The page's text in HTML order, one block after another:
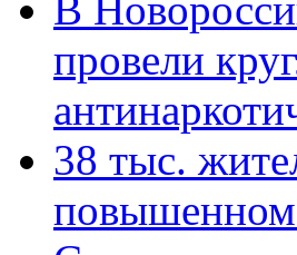
В
провели
38 тыс.
повышенном